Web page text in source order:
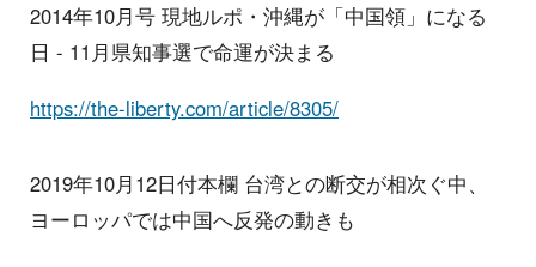
2014年10月号 現地ルポ・沖縄が「中国領」になる
日 - 11月県知事選で命運が決まる
https://the-liberty.com/article/8305/
2019年10月12日付本欄 台湾との断交が相次ぐ中、
ヨーロッパでは中国へ反発の動きも